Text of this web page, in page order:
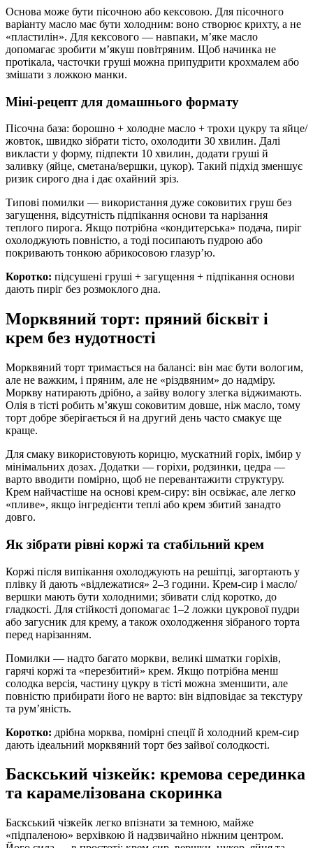
Основа може бути пісочною або кексовою. Для пісочного
варіанту масло має бути холодним: воно створює крихту, а не
«пластилін». Для кексового — навпаки, м’яке масло
допомагає зробити м’якуш повітряним. Щоб начинка не
протікала, часточки груші можна припудрити крохмалем або
змішати з ложкою манки.
Міні-рецепт для домашнього формату
Пісочна база: борошно + холодне масло + трохи цукру та яйце/
жовток, швидко зібрати тісто, охолодити 30 хвилин. Далі
викласти у форму, підпекти 10 хвилин, додати груші й
заливку (яйце, сметана/вершки, цукор). Такий підхід зменшує
ризик сирого дна і дає охайний зріз.
Типові помилки — використання дуже соковитих груш без
загущення, відсутність підпікання основи та нарізання
теплого пирога. Якщо потрібна «кондитерська» подача, пиріг
охолоджують повністю, а тоді посипають пудрою або
покривають тонкою абрикосовою глазур’ю.
Коротко: підсушені груші + загущення + підпікання основи
дають пиріг без розмоклого дна.
Морквяний торт: пряний бісквіт і
крем без нудотності
Морквяний торт тримається на балансі: він має бути вологим,
але не важким, і пряним, але не «різдвяним» до надміру.
Моркву натирають дрібно, а зайву вологу злегка віджимають.
Олія в тісті робить м’якуш соковитим довше, ніж масло, тому
торт добре зберігається й на другий день часто смакує ще
краще.
Для смаку використовують корицю, мускатний горіх, імбир у
мінімальних дозах. Додатки — горіхи, родзинки, цедра —
варто вводити помірно, щоб не перевантажити структуру.
Крем найчастіше на основі крем-сиру: він освіжає, але легко
«пливе», якщо інгредієнти теплі або крем збитий занадто
довго.
Як зібрати рівні коржі та стабільний крем
Коржі після випікання охолоджують на решітці, загортають у
плівку й дають «відлежатися» 2–3 години. Крем-сир і масло/
вершки мають бути холодними; збивати слід коротко, до
гладкості. Для стійкості допомагає 1–2 ложки цукрової пудри
або загусник для крему, а також охолодження зібраного торта
перед нарізанням.
Помилки — надто багато моркви, великі шматки горіхів,
гарячі коржі та «перезбитий» крем. Якщо потрібна менш
солодка версія, частину цукру в тісті можна зменшити, але
повністю прибирати його не варто: він відповідає за текстуру
та рум’яність.
Коротко: дрібна морква, помірні спеції й холодний крем-сир
дають ідеальний морквяний торт без зайвої солодкості.
Баскський чізкейк: кремова серединка
та карамелізована скоринка
Баскський чізкейк легко впізнати за темною, майже
«підпаленою» верхівкою й надзвичайно ніжним центром.